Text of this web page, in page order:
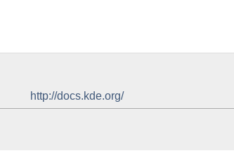
http://docs.kde.org/